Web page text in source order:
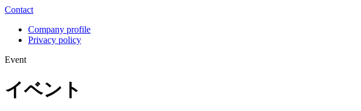
Contact
Company profile
Privacy policy
Event
イベント